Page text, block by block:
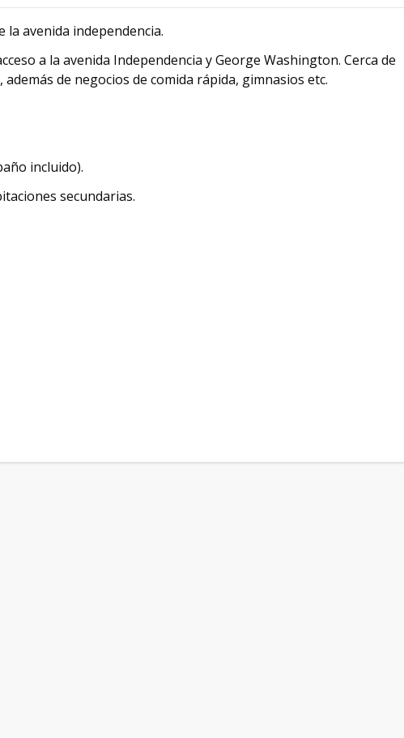
avenida independencia.
a la avenida Independencia y George Washington. Cerca de
de negocios de comida rápida, gimnasios etc.
incluido).
secundarias.